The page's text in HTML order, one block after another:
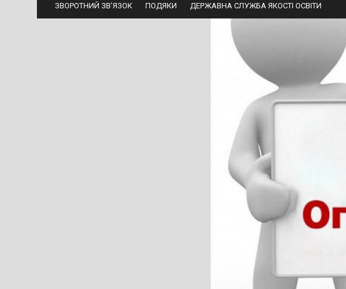
ЗВОРОТНИЙ ЗВ’ЯЗОК ПОДЯКИ ДЕРЖАВНА СЛУЖБА ЯКОСТІ ОСВІТИ